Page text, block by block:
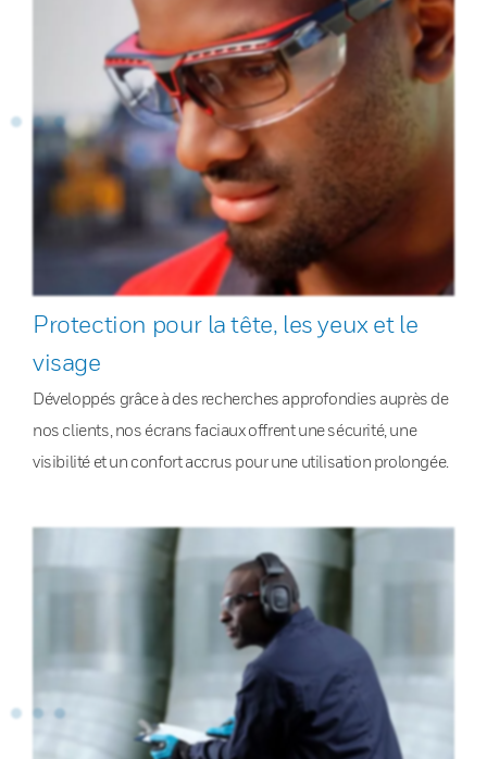
Protection pour la tête, les yeux et le
visage
Développés grâce à des recherches approfondies auprès de
nos clients, nos écrans faciaux offrent une sécurité, une
visibilité et un confort accrus pour une utilisation prolongée.